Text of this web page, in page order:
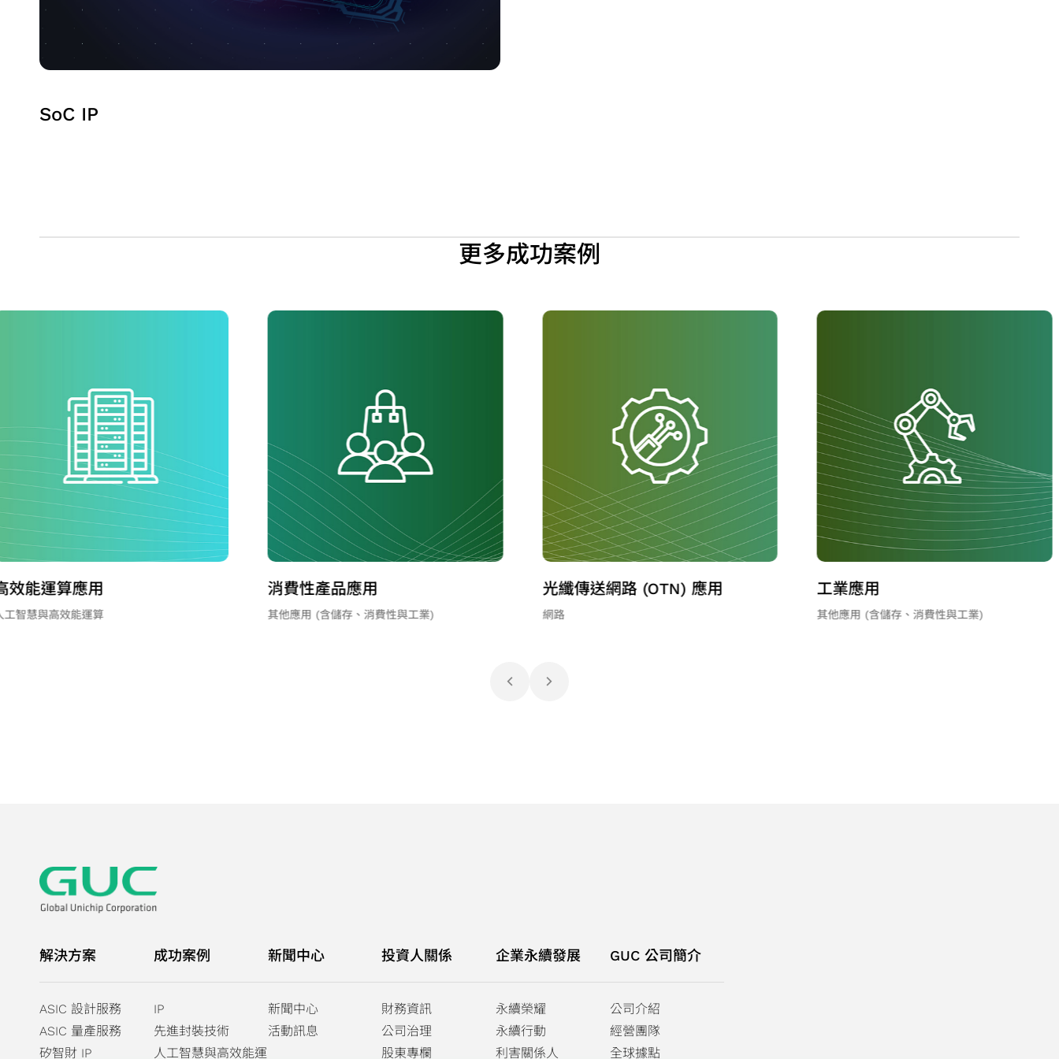
SoC IP
更多成功案例
消費性產品應用
其他應用 (含儲存、消費性與工業)
光纖傳送網路 (OTN) 應用
網路
工業應用
其他應用 (含儲存、消費性與工業)
高頻寬記憶體 IP
IP
解決方案
ASIC 設計服務
ASIC 量產服務
矽智財 IP
成功案例
IP
先進封裝技術
人工智慧與高效能運
新聞中心
新聞中心
活動訊息
投資人關係
財務資訊
公司治理
股東專欄
企業永續發展
永續榮耀
永續行動
利害關係人
GUC 公司簡介
公司介紹
經營團隊
全球據點